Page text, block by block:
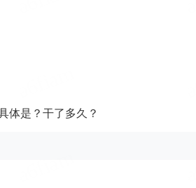
体是？干了多久？